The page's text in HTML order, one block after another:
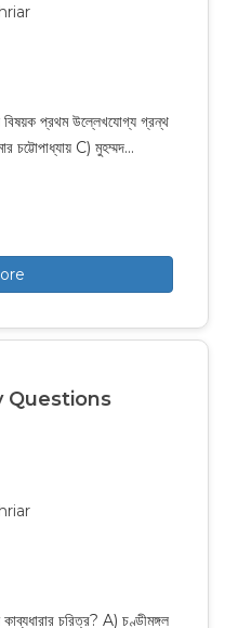
প্রথম উল্লেখযোগ্য গ্রন্থ
চট্টোপাধ্যায় C) মুহম্মদ…
Questions
চরিত্র? A) চণ্ডীমঙ্গল